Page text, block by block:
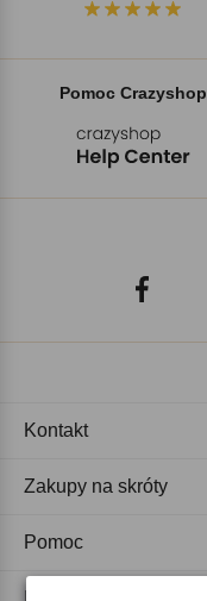
Pomoc Crazyshop
Kontakt
Zakupy na skróty
Pomoc